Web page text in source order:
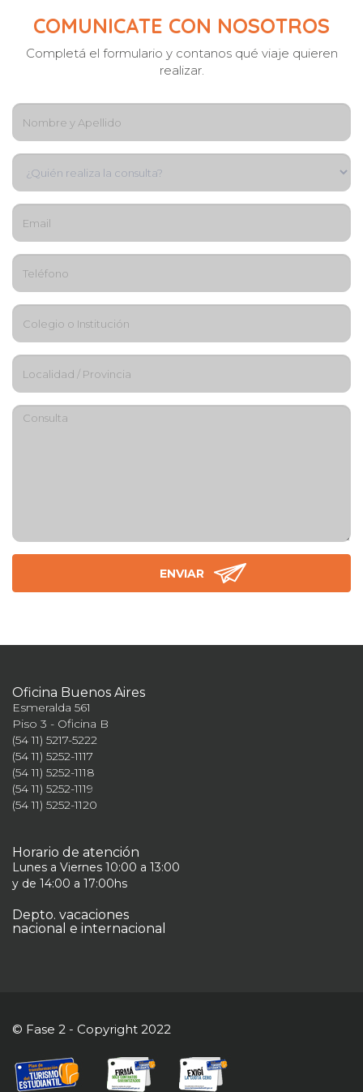
COMUNICATE CON NOSOTROS
Completá el formulario y contanos qué viaje quieren
realizar.
Oficina Buenos Aires
Esmeralda 561
Piso 3 - Oficina B
(54 11) 5217-5222
(54 11) 5252-1117
(54 11) 5252-1118
(54 11) 5252-1119
(54 11) 5252-1120
Horario de atención
Lunes a Viernes 10:00 a 13:00
y de 14:00 a 17:00hs
Depto. vacaciones
nacional e internacional
© Fase 2 - Copyright 2022